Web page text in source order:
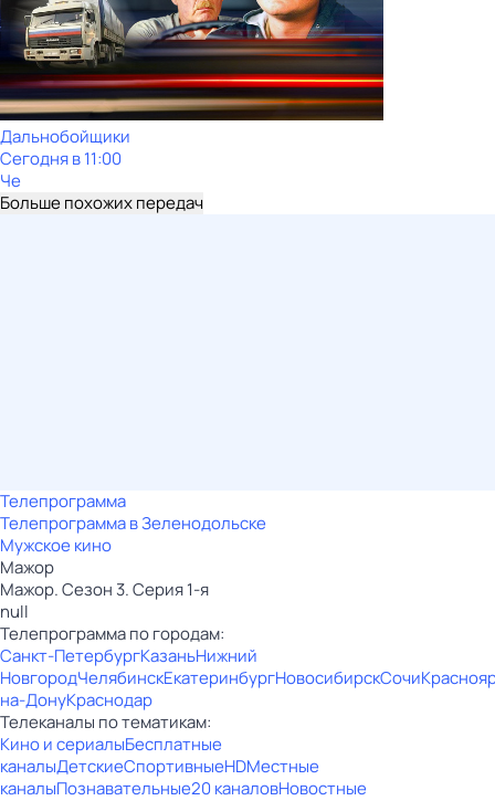
Дальнобойщики
Сегодня в 11:00
Че
Больше похожих передач
Телепрограмма
Телепрограмма в Зеленодольске
Мужское кино
Мажор
Мажор. Сезон 3. Серия 1-я
null
Телепрограмма по городам:
Санкт-ПетербургКазаньНижний
НовгородЧелябинскЕкатеринбургНовосибирскСочи
на-ДонуКраснодар
Телеканалы по тематикам:
Кино и сериалыБесплатные
каналыДетскиеСпортивныеHDМестные
каналыПознавательные20 каналовНовостные